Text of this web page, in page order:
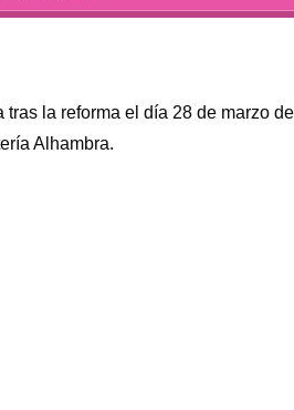
la reforma el día 28 de marzo
Alhambra.